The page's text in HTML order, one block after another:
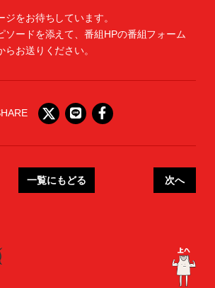
をお待ちしています。
ソードを添えて、番組HPの番組フォーム
らお送りください。
一覧にもどる 次へ